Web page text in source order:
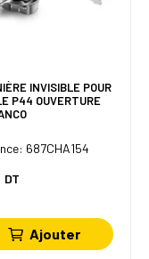
INVISIBLE POUR
P44 OUVERTURE
687CHA154
DT
Ajouter